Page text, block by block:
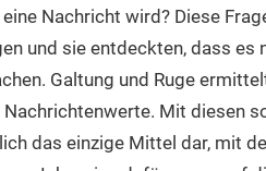
Nachricht wird? Diese
und sie entdeckten, dass es
Galtung und Ruge
Mit diesen
das einzige Mittel dar, mit